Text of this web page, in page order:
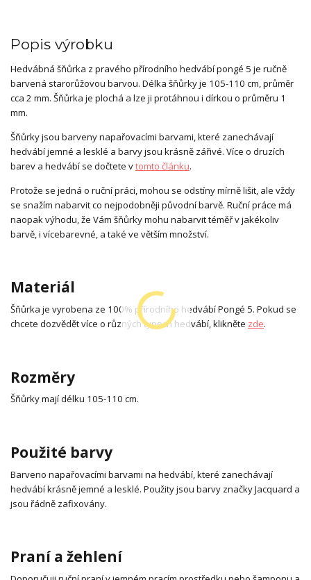
Popis výrobku
Hedvábná šňůrka z pravého přírodního hedvábí pongé 5 je ručně
barvená starorůžovou barvou. Délka šňůrky je 105-110 cm, průměr
cca 2 mm. Šňůrka je plochá a lze ji protáhnou i dírkou o průměru 1
mm.
Šňůrky jsou barveny napařovacími barvami, které zanechávají
hedvábí jemné a lesklé a barvy jsou krásně zářivé. Více o druzích
barev a hedvábí se dočtete vtomto článku.
Protože se jedná o ruční práci, mohou se odstíny mírně lišit, ale vždy
se snažím nabarvit co nejpodobněji původní barvě. Ruční práce má
naopak výhodu, že Vám šňůrky mohu nabarvit téměř v jakékoliv
barvě, i vícebarevné, a také ve větším množství.
Materiál
Šňůrka je vyrobena ze 100% přírodního hedvábí Pongé 5. Pokud se
chcete dozvědět více o různých typech hedvábí, klikněte zde.
Rozměry
Šňůrky mají délku 105-110 cm.
Použité barvy
Barveno napařovacími barvami na hedvábí, které zanechávají
hedvábí krásně jemné a lesklé. Použity jsou barvy značky Jacquard a
jsou řádně zafixovány.
Praní a žehlení